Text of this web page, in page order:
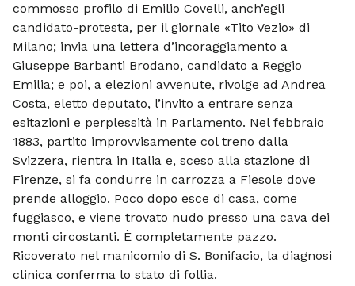
commosso profilo di Emilio Covelli, an­ch’egli
candidato-protesta, per il giornale «Tito Vezio» di
Milano; invia una lettera d’incoraggiamento a
Giuseppe Barbanti Brodano, candidato a Reggio
Emilia; e poi, a elezioni avvenute, rivolge ad An­drea
Costa, eletto deputato, l’invito a en­trare senza
esitazioni e perplessità in Par­lamento. Nel febbraio
1883, partito improvvisa­mente col treno dalla
Svizzera, rientra in Italia e, sceso alla stazione di
Firenze, si fa condurre in carrozza a Fiesole dove
prende alloggio. Poco dopo esce di casa, come
fuggiasco, e viene trovato nudo presso una cava dei
monti circostanti. È completamente pazzo.
Ricoverato nel ma­nicomio di S. Bonifacio, la diagnosi
cli­nica conferma lo stato di follia.